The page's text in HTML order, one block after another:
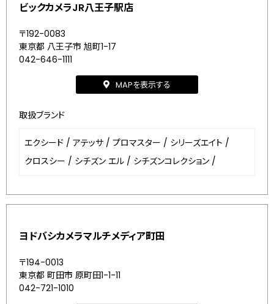
ビックカメラJR八王子駅店
〒192-0083
東京都 八王子市 旭町1-17
042-646-1111
MAPを表示する
取扱ブランド
エクシード / アテッサ / プロマスター / シリーズエイト /
クロスシー / シチズン エル / シチズンコレクション /
ヨドバシカメラマルチメディア町田
〒194-0013
東京都 町田市 原町田1-1-11
042-721-1010